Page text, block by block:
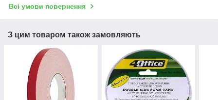
Всі умови повернення
З цим товаром також замовляють